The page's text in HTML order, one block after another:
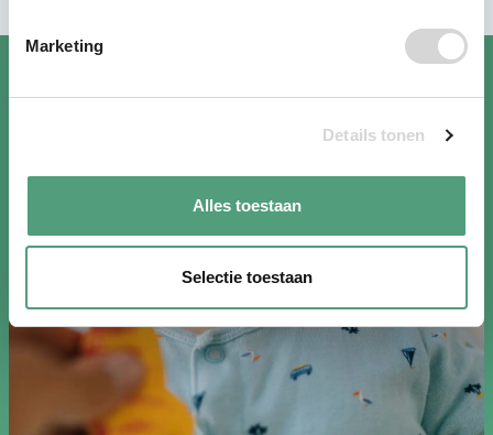
Marketing
Details tonen
Alles toestaan
Selectie toestaan